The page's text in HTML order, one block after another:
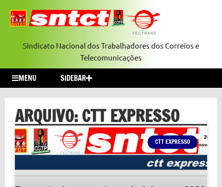
Sindicato Nacional dos Trabalhadores dos Correios e
Telecomunicações
MENU SIDEBAR
ARQUIVO: CTT EXPRESSO
CTT EXPRESSO